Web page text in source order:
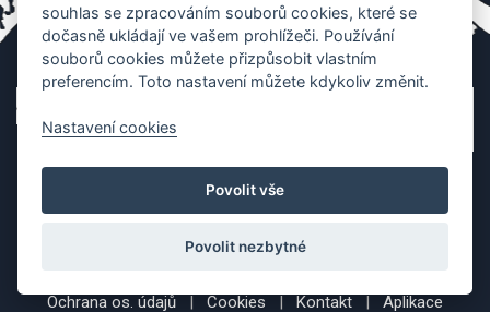
Ochrana os. údajů | Cookies | Kontakt | Aplikace
souhlas se zpracováním souborů cookies, které se
dočasně ukládají ve vašem prohlížeči. Používání
souborů cookies můžete přizpůsobit vlastním
preferencím. Toto nastavení můžete kdykoliv změnit.
Nastavení cookies
Povolit vše
Povolit nezbytné